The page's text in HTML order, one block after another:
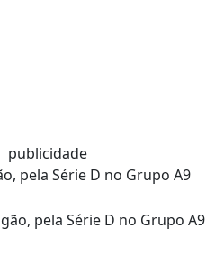
publicidade
pela Série D no Grupo A9